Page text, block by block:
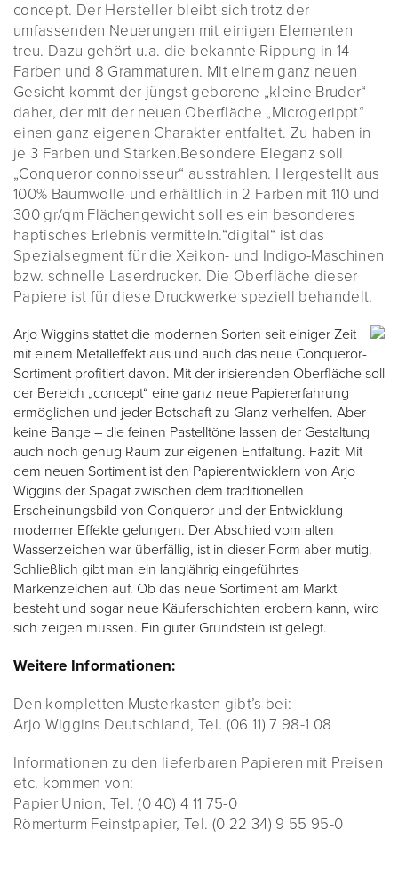
concept. Der Hersteller bleibt sich trotz der
umfassenden Neuerungen mit einigen Elementen
treu. Dazu gehört u.a. die bekannte Rippung in 14
Farben und 8 Grammaturen. Mit einem ganz neuen
Gesicht kommt der jüngst geborene „kleine Bruder“
daher, der mit der neuen Oberfläche „Microgerippt“
einen ganz eigenen Charakter entfaltet. Zu haben in
je 3 Farben und Stärken.Besondere Eleganz soll
„Conqueror connoisseur“ ausstrahlen. Hergestellt aus
100% Baumwolle und erhältlich in 2 Farben mit 110 und
300 gr/qm Flächengewicht soll es ein besonderes
haptisches Erlebnis vermitteln.“digital“ ist das
Spezialsegment für die Xeikon- und Indigo-Maschinen
bzw. schnelle Laserdrucker. Die Oberfläche dieser
Papiere ist für diese Druckwerke speziell behandelt.
Arjo Wiggins stattet die modernen Sorten seit einiger Zeit
mit einem Metalleffekt aus und auch das neue Conqueror-
Sortiment profitiert davon. Mit der irisierenden Oberfläche soll
der Bereich „concept“ eine ganz neue Papiererfahrung
ermöglichen und jeder Botschaft zu Glanz verhelfen. Aber
keine Bange – die feinen Pastelltöne lassen der Gestaltung
auch noch genug Raum zur eigenen Entfaltung. Fazit: Mit
dem neuen Sortiment ist den Papierentwicklern von Arjo
Wiggins der Spagat zwischen dem traditionellen
Erscheinungsbild von Conqueror und der Entwicklung
moderner Effekte gelungen. Der Abschied vom alten
Wasserzeichen war überfällig, ist in dieser Form aber mutig.
Schließlich gibt man ein langjährig eingeführtes
Markenzeichen auf. Ob das neue Sortiment am Markt
besteht und sogar neue Käuferschichten erobern kann, wird
sich zeigen müssen. Ein guter Grundstein ist gelegt.
Weitere Informationen:
Den kompletten Musterkasten gibt’s bei:
Arjo Wiggins Deutschland, Tel. (06 11) 7 98-1 08
Informationen zu den lieferbaren Papieren mit Preisen
etc. kommen von:
Papier Union, Tel. (0 40) 4 11 75-0
Römerturm Feinstpapier, Tel. (0 22 34) 9 55 95-0